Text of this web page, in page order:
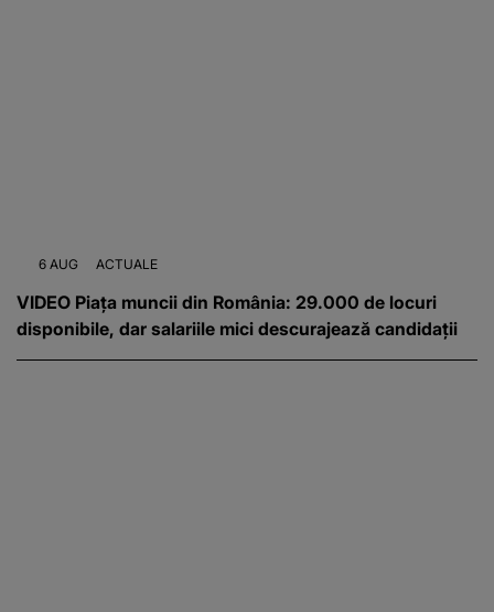
6 AUG ACTUALE
VIDEO Piața muncii din România: 29.000 de locuri
disponibile, dar salariile mici descurajează candidații